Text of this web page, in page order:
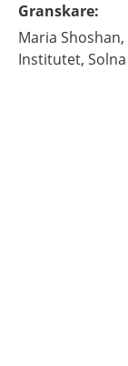
Granskare:
Maria Shoshan,
Institutet, Solna